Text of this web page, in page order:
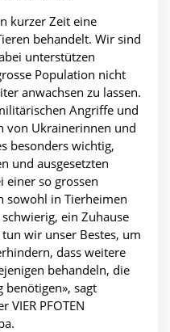
kurzer Zeit eine
behandelt. Wir sind
unterstützen
Population nicht
anwachsen zu lassen.
Angriffe und
von Ukrainerinnen und
besonders wichtig,
und ausgesetzten
einer so grossen
sowohl in Tierheimen
ein Zuhause
wir unser Bestes, um
dass weitere
behandeln, die
benötigen», sagt
VIER PFOTEN